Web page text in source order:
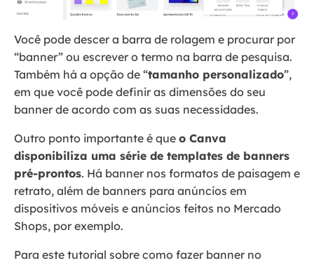
Você pode descer a barra de rolagem e procurar por
“banner” ou escrever o termo na barra de pesquisa.
Também há a opção de “tamanho personalizado”,
em que você pode definir as dimensões do seu
banner de acordo com as suas necessidades.
Outro ponto importante é que o Canva
disponibiliza uma série de templates de banners
pré-prontos. Há banner nos formatos de paisagem e
retrato, além de banners para anúncios em
dispositivos móveis e anúncios feitos no Mercado
Shops, por exemplo.
Para este tutorial sobre como fazer banner no